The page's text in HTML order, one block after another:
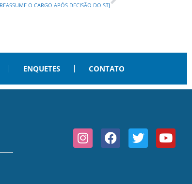
O CARGO APÓS DECISÃO DO STJ
ENQUETES CONTATO